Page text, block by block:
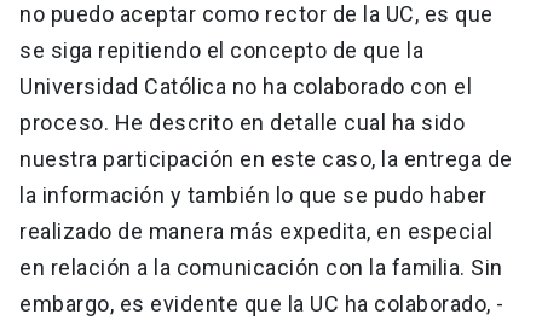
no puedo aceptar como rector de la UC, es que
se siga repitiendo el concepto de que la
Universidad Católica no ha colaborado con el
proceso. He descrito en detalle cual ha sido
nuestra participación en este caso, la entrega de
la información y también lo que se pudo haber
realizado de manera más expedita, en especial
en relación a la comunicación con la familia. Sin
embargo, es evidente que la UC ha colaborado, -